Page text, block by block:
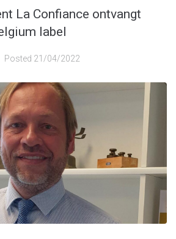
La Confiance ontvangt
label
Posted 21/04/2022